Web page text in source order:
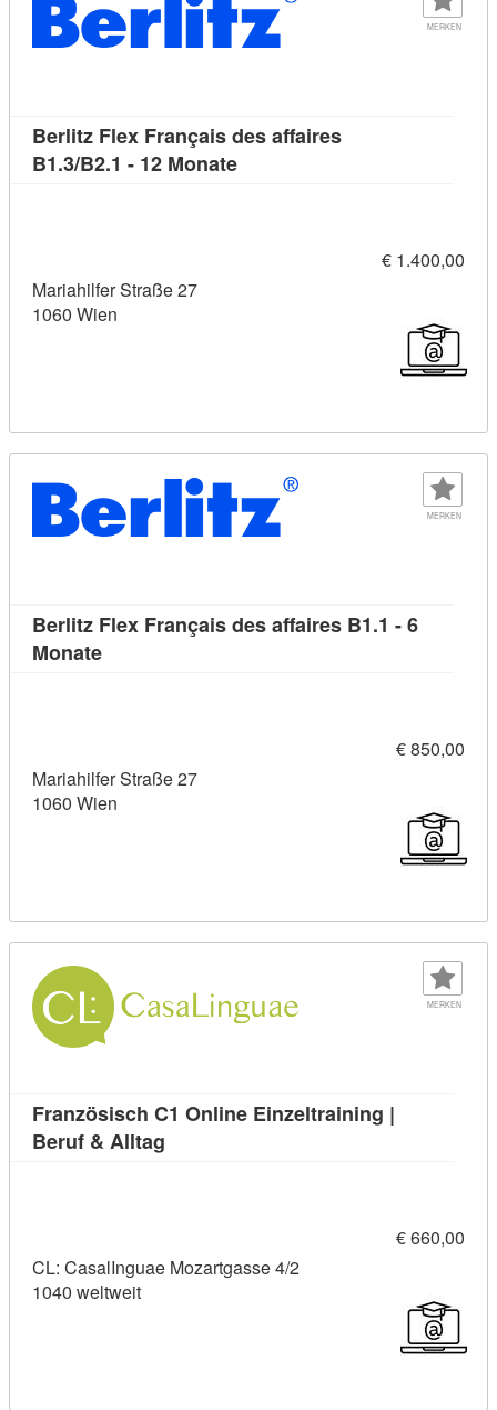
MERKEN
Berlitz Flex Français des affaires
B1.3/B2.1 - 12 MonateKursdetail: Berlitz Flex
€ 1.400,00
Mariahilfer Straße 27
1060 Wien
MERKEN
Berlitz Flex Français des affaires B1.1 - 6
MonateKursdetail: Berlitz Flex Français des affaires
€ 850,00
Mariahilfer Straße 27
1060 Wien
MERKEN
Französisch C1 Online Einzeltraining |
Beruf & Alltag
€ 660,00
CL: CasalInguae Mozartgasse 4/2
1040 weltweit